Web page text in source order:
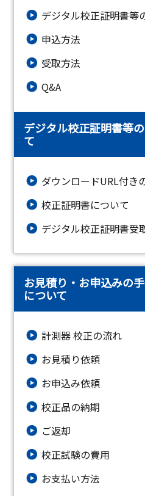
デジタル校正証明書等
申込方法
受取方法
Q&A
デジタル校正証明書等
て
ダウンロードURL付き
校正証明書について
デジタル校正証明書受
お見積り・お申込みの
について
計測器 校正の流れ
お見積り依頼
お申込み依頼
校正品の納期
ご返却
校正試験の費用
お支払い方法